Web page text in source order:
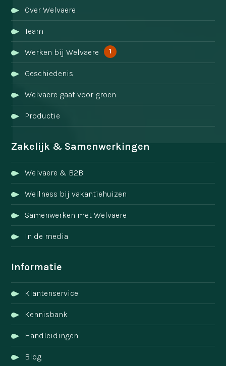
Over Welvaere
Team
Werken bij Welvaere 1
Geschiedenis
Welvaere gaat voor groen
Productie
Zakelijk & Samenwerkingen
Welvaere & B2B
Wellness bij vakantiehuizen
Samenwerken met Welvaere
In de media
Informatie
Klantenservice
Kennisbank
Handleidingen
Blog